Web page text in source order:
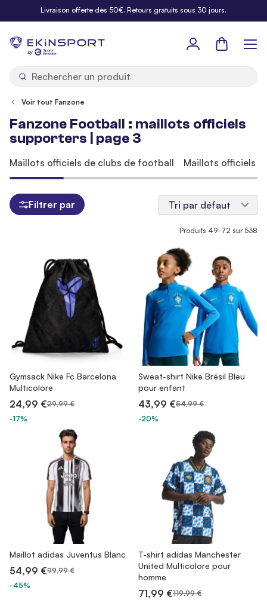
Allez au contenuLivraison offerte dès 50€. Retours gratuits sous 30 jours.
by
Panier
Voir tout Fanzone
Fanzone Football : maillots officiels
supporters | page 3
Produits 49-72 sur 538
Gymsack Nike Fc Barcelona
Multicolore
24,99 €29,99 €
-17%
Sweat-shirt Nike Brésil Bleu
pour enfant
43,99 €54,99 €
-20%
Maillot adidas Juventus Blanc
54,99 €99,99 €
-45%
T-shirt adidas Manchester
United Multicolore pour
homme
71,99 €119,99 €
Maillots officiels de clubs de football Maillots officiels
Filtrer par